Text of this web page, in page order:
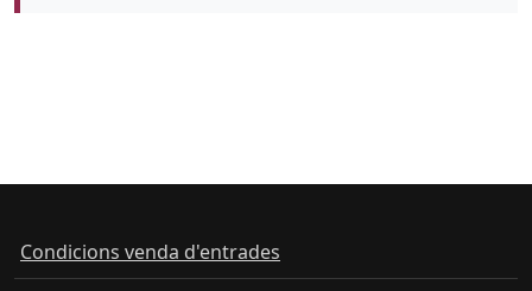
Condicions venda d'entrades